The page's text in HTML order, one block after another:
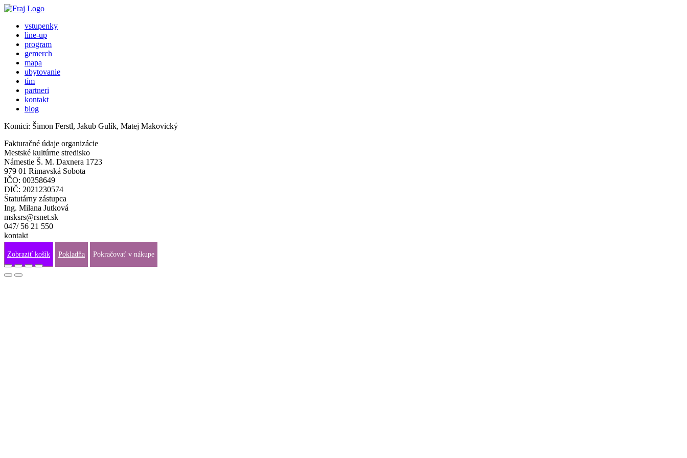
vstupenky
line-up
program
gemerch
mapa
ubytovanie
tím
partneri
kontakt
blog
Komici: Šimon Ferstl, Jakub Gulík, Matej Makovický
Fakturačné údaje organizácie
Mestské kultúrne stredisko
Námestie Š. M. Daxnera 1723
979 01 Rimavská Sobota
IČO: 00358649
DIČ: 2021230574
Štatutárny zástupca
Ing. Milana Jutková
msksrs@rsnet.sk
047/ 56 21 550
kontakt
info@fraj.sk
Zobraziť košík Pokladňa Pokračovať v nákupe